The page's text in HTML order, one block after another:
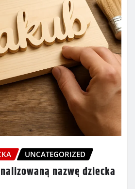
UNCATEGORIZED
nazwę dziecka